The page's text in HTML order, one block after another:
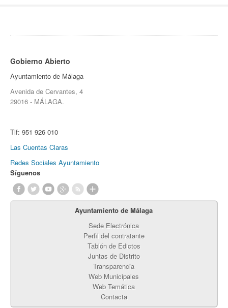
Gobierno Abierto
Ayuntamiento de Málaga
Avenida de Cervantes, 4
29016 - MÁLAGA.
Tlf: 951 926 010
Las Cuentas Claras
Redes Sociales Ayuntamiento
Síguenos
Ayuntamiento de Málaga
Sede Electrónica
Perfil del contratante
Tablón de Edictos
Juntas de Distrito
Transparencia
Web Municipales
Web Temática
Contacta